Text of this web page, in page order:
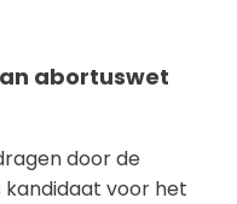
abortuswet
door de
kandidaat voor het